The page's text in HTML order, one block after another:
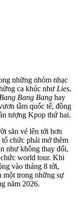
những nhóm nhạc
ca khúc như Lies,
Bang Bang Bang hay
tầm quốc tế, đồng
tượng Kpop thứ hai.
săn vé lên tới hơn
chức phải mở thêm
như không thay đổi,
world tour. Khi
vào tháng 8 tới,
trong những sự
năm 2026.